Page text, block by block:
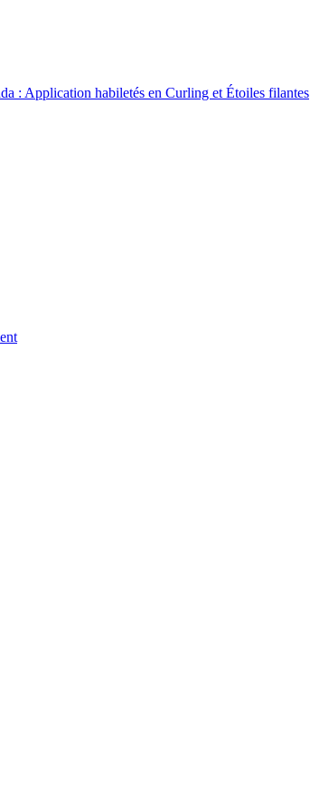
: Application habiletés en Curling et Étoiles filantes